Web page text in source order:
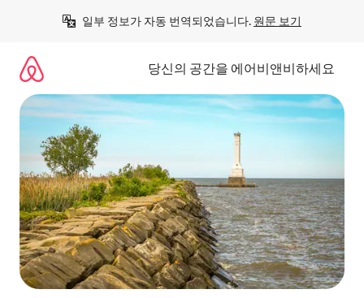
일부 정보가 자동 번역되었습니다. 원문 보기
당신의 공간을 에어비앤비하세요